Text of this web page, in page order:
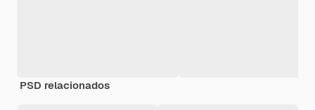
PSD relacionados